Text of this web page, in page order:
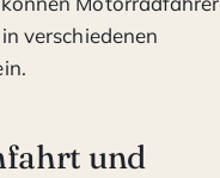
verschiedenen
und